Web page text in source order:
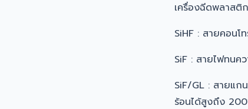
เครื่องฉีดพลาสติ
SiHF : สายคอนโ
SiF : สายไฟทนค
SiF/GL : สายแก
ร้อนได้สูงถึง